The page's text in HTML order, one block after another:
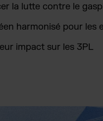
la lutte contre le
harmonisé pour les
impact sur les 3PL